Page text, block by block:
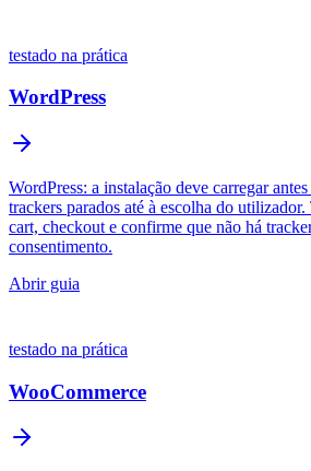
testado na prática
WordPress
WordPress: a instalação deve carregar
trackers parados até à escolha do
cart, checkout e confirme que não há
consentimento.
Abrir guia
testado na prática
WooCommerce